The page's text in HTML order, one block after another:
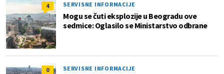
4 SERVISNE INFORMACIJE
Mogu se čuti eksplozije u Beogradu ove
sedmice: Oglasilo se Ministarstvo odbrane
0 SERVISNE INFORMACIJE